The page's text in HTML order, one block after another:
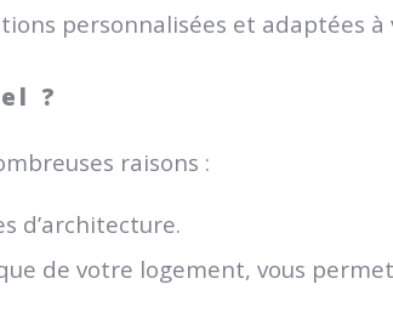
personnalisées et adaptées
?
raisons :
d’architecture.
de votre logement, vous